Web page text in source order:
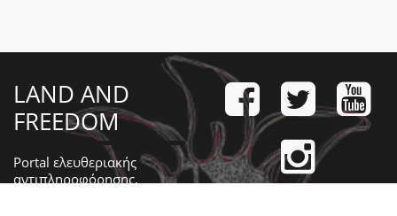
LAND AND
FREEDOM
Portal ελευθεριακής
αντιπληροφόρησης,